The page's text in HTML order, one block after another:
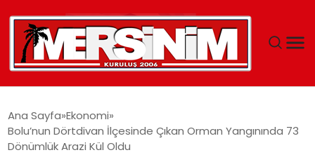
YAŞAM
Ana Sayfa Ekonomi
Bolu’nun Dörtdivan İlçesinde Çıkan Orman Yangınında 73
Dönümlük Arazi Kül Oldu